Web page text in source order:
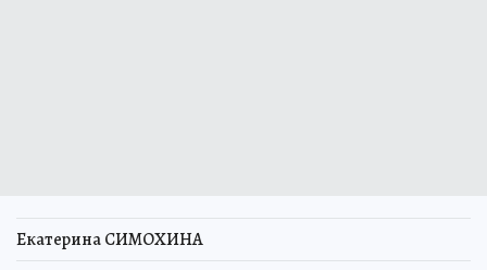
Екатерина СИМОХИНА